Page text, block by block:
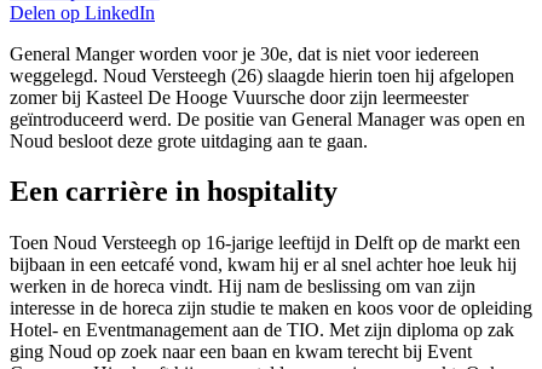
Delen op LinkedIn
General Manger worden voor je 30e, dat is niet voor iedereen
weggelegd. Noud Versteegh (26) slaagde hierin toen hij afgelopen
zomer bij Kasteel De Hooge Vuursche door zijn leermeester
geïntroduceerd werd. De positie van General Manager was open en
Noud besloot deze grote uitdaging aan te gaan.
Een carrière in hospitality
Toen Noud Versteegh op 16-jarige leeftijd in Delft op de markt een
bijbaan in een eetcafé vond, kwam hij er al snel achter hoe leuk hij
werken in de horeca vindt. Hij nam de beslissing om van zijn
interesse in de horeca zijn studie te maken en koos voor de opleiding
Hotel- en Eventmanagement aan de TIO. Met zijn diploma op zak
ging Noud op zoek naar een baan en kwam terecht bij Event